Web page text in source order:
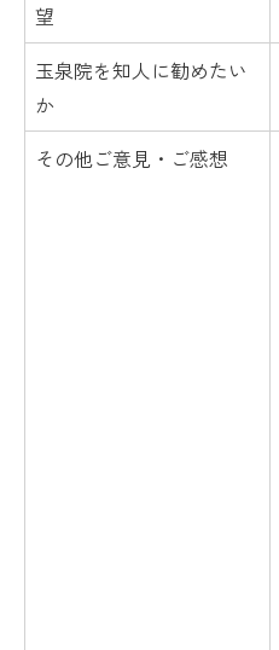
望
玉泉院を知人に勧めたい
か
その他ご意見・ご感想